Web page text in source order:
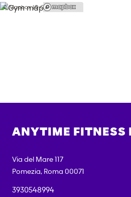
© Mapbox |© OpenStreetMap
ANYTIME FITNESS
Via del Mare 117
Pomezia, Roma 00071
3930548994